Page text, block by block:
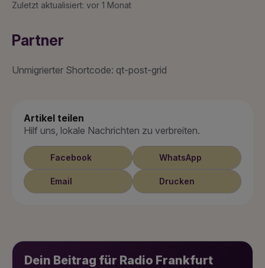
Zuletzt aktualisiert: vor 1 Monat
Partner
Unmigrierter Shortcode: qt-post-grid
Artikel teilen
Hilf uns, lokale Nachrichten zu verbreiten.
Facebook WhatsApp
Email Drucken
Dein Beitrag für Radio Frankfurt